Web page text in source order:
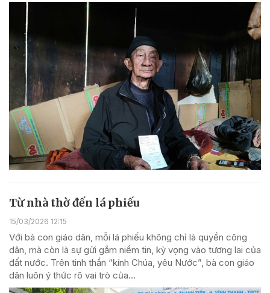
Từ nhà thờ đến lá phiếu
15/03/2026 12:15
Với bà con giáo dân, mỗi lá phiếu không chỉ là quyền công
dân, mà còn là sự gửi gắm niềm tin, kỳ vọng vào tương lai của
đất nước. Trên tinh thần “kính Chúa, yêu Nước”, bà con giáo
dân luôn ý thức rõ vai trò của...